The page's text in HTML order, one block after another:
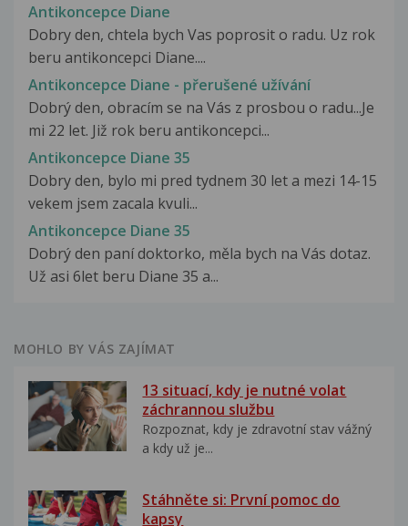
Antikoncepce Diane
Dobry den, chtela bych Vas poprosit o radu. Uz rok
beru antikoncepci Diane....
Antikoncepce Diane - přerušené užívání
Dobrý den, obracím se na Vás z prosbou o radu...Je
mi 22 let. Již rok beru antikoncepci...
Antikoncepce Diane 35
Dobry den, bylo mi pred tydnem 30 let a mezi 14-15
vekem jsem zacala kvuli...
Antikoncepce Diane 35
Dobrý den paní doktorko, měla bych na Vás dotaz.
Už asi 6let beru Diane 35 a...
MOHLO BY VÁS ZAJÍMAT
13 situací, kdy je nutné volat
záchrannou službu
Rozpoznat, kdy je zdravotní stav vážný
a kdy už je...
Stáhněte si: První pomoc do
kapsy